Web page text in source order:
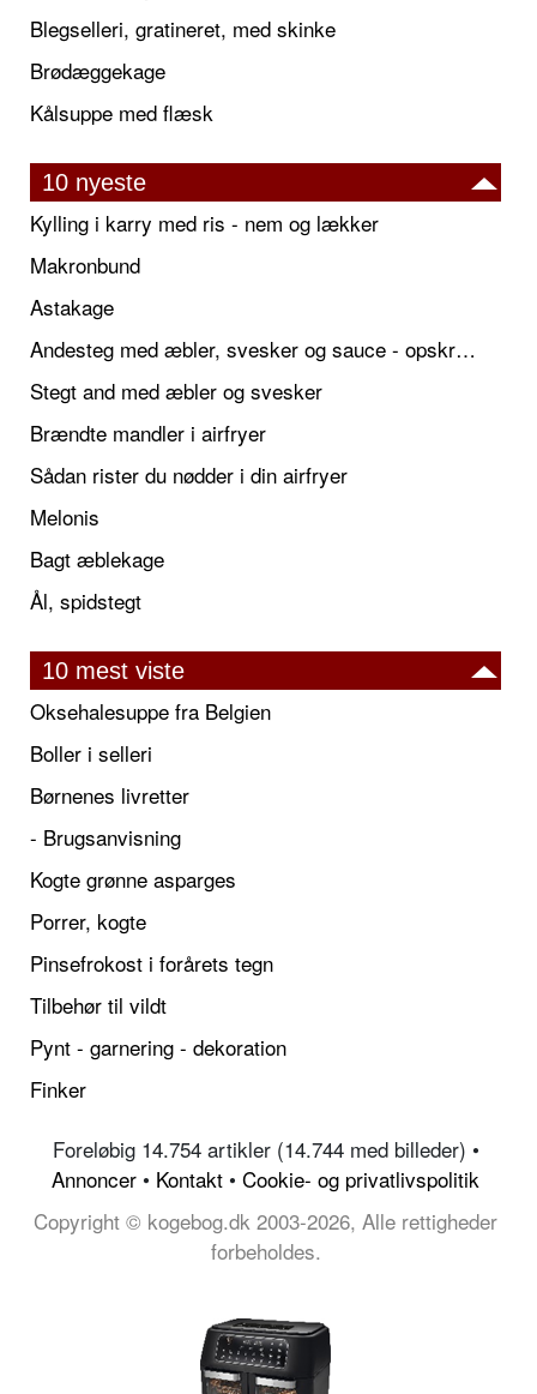
Blegselleri, gratineret, med skinke
Brødæggekage
Kålsuppe med flæsk
10 nyeste
Kylling i karry med ris - nem og lækker
Makronbund
Astakage
Andesteg med æbler, svesker og sauce - opskrift også til jul
Stegt and med æbler og svesker
Brændte mandler i airfryer
Sådan rister du nødder i din airfryer
Melonis
Bagt æblekage
Ål, spidstegt
10 mest viste
Oksehalesuppe fra Belgien
Boller i selleri
Børnenes livretter
- Brugsanvisning
Kogte grønne asparges
Porrer, kogte
Pinsefrokost i forårets tegn
Tilbehør til vildt
Pynt - garnering - dekoration
Finker
Foreløbig 14.754 artikler (14.744 med billeder) •
Annoncer • Kontakt • Cookie- og privatlivspolitik
Copyright © kogebog.dk 2003-2026, Alle rettigheder
forbeholdes.